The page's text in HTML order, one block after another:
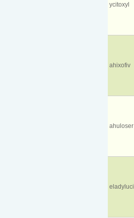
ycitoxyl
ahixofiv
ahuloser
eladyluci